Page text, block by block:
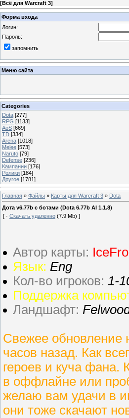
[Всё для Warcraft 3]
Форма входа
Логин:
Пароль:
запомнить
Меню сайта
Categories
Dota [277]
RPG [1133]
AoS [669]
TD [334]
Arena [1018]
Melee [573]
Naruto [79]
Defense [236]
Кампании [176]
Ролики [184]
Другое [1781]
Главная » Файлы » Карты для Warcraft 3 » Dota
Дота v6.77b с ботами (Dota 6.77b AI 1.1.8)
[ · Скачать удаленно (7.9 Mb) ]
Автор карты:
Язык: Eng
Кол-во игроков: 1-
Поддержка
Ландшафт:
Свежее обновление
часов назад. Как
героев и куча фана.
в оффлайне или
желаю вам удачи в
они тоже скачают